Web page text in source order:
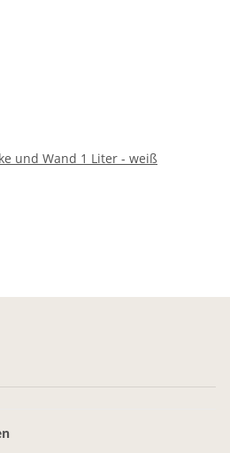
und Wand 1 Liter - weiß